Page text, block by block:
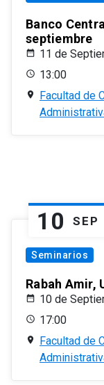
Banco
septiembre
11 de
13:00
Facultad de
10 SEP
Seminarios
Rabah Amir,
10 de
17:00
Facultad de